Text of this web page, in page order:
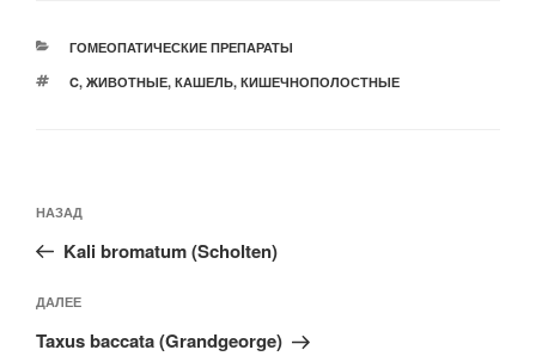
РУБРИКИ
ГОМЕОПАТИЧЕСКИЕ ПРЕПАРАТЫ
МЕТКИ
C, ЖИВОТНЫЕ, КАШЕЛЬ, КИШЕЧНОПОЛОСТНЫЕ
по
записям
Предыдущая
запись:
НАЗАД
Kali bromatum (Scholten)
Следующая
запись
ДАЛЕЕ
Taxus baccata (Grandgeorge)